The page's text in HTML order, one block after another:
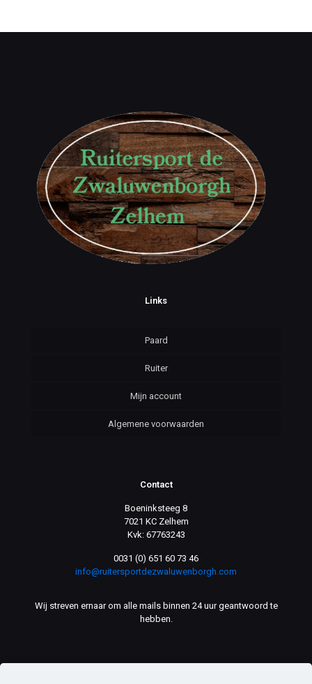
Links
Paard
Ruiter
Mijn account
Algemene voorwaarden
Contact
Boeninksteeg 8
7021 KC Zelhem
Kvk: 67763243
0031 (0) 651 60 73 46
info@ruitersportdezwaluwenborgh.com
Wij streven ernaar om alle mails binnen 24 uur geantwoord te
hebben.